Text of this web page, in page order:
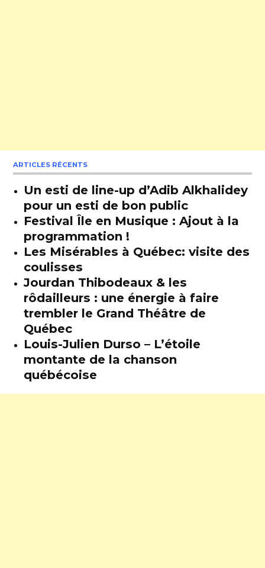
ARTICLES RÉCENTS
Un esti de line-up d’Adib Alkhalidey
pour un esti de bon public
Festival Île en Musique : Ajout à la
programmation !
Les Misérables à Québec: visite des
coulisses
Jourdan Thibodeaux & les
rôdailleurs : une énergie à faire
trembler le Grand Théâtre de
Québec
Louis-Julien Durso – L’étoile
montante de la chanson
québécoise